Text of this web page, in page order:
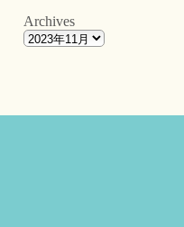
Archives